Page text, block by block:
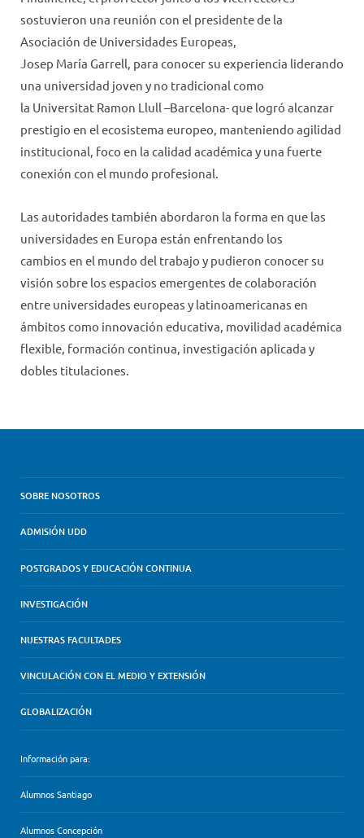
sostuvieron una reunión con el presidente de la
Asociación de Universidades Europeas,
Josep María Garrell, para conocer su experiencia liderando
una universidad joven y no tradicional como
la Universitat Ramon Llull –Barcelona- que logró alcanzar
prestigio en el ecosistema europeo, manteniendo agilidad
institucional, foco en la calidad académica y una fuerte
conexión con el mundo profesional.
Las autoridades también abordaron la forma en que las
universidades en Europa están enfrentando los
cambios en el mundo del trabajo y pudieron conocer su
visión sobre los espacios emergentes de colaboración
entre universidades europeas y latinoamericanas en
ámbitos como innovación educativa, movilidad académica
flexible, formación continua, investigación aplicada y
dobles titulaciones.
SOBRE NOSOTROS
ADMISIÓN UDD
POSTGRADOS Y EDUCACIÓN CONTINUA
INVESTIGACIÓN
NUESTRAS FACULTADES
VINCULACIÓN CON EL MEDIO Y EXTENSIÓN
GLOBALIZACIÓN
Información para:
Alumnos Santiago
Alumnos Concepción